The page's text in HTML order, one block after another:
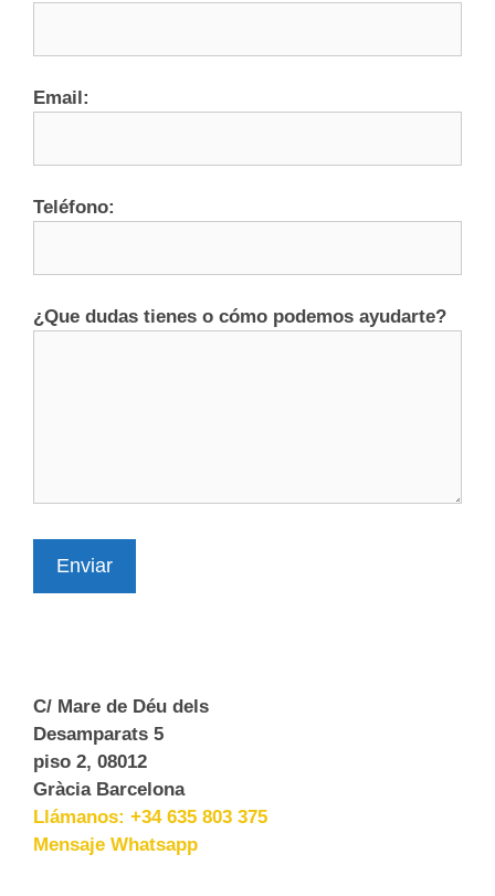
Email:
Teléfono:
¿Que dudas tienes o cómo podemos ayudarte?
Enviar
C/ Mare de Déu dels
Desamparats 5
piso 2, 08012
Gràcia Barcelona
Llámanos: +34 635 803 375
Mensaje Whatsapp